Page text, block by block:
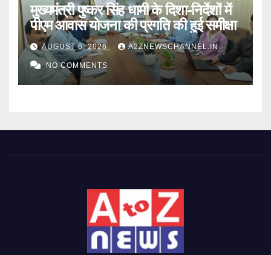
मुख्यमंत्री पुष्कर सिंह धामी के दिशा-निर्देशों में
पीएम आवास योजना की प्रगति की हुई समीक्षा
AUGUST 6, 2026 A2ZNEWSCHANNEL.IN
NO COMMENTS